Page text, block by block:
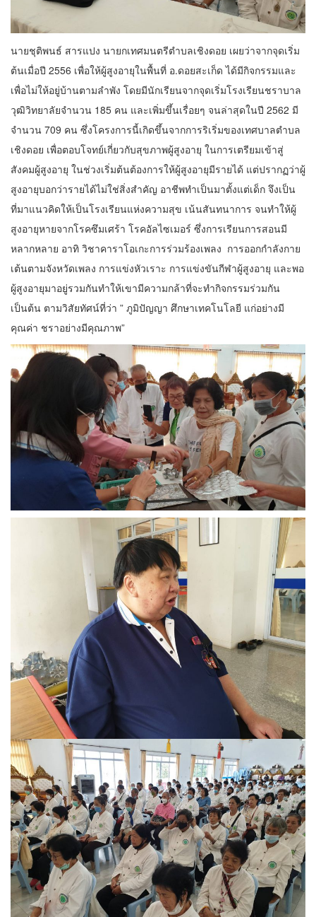
นายชุติพนธ์ สารแปง นายกเทศมนตรีตำบลเชิงดอย เผยว่าจากจุดเริ่ม
ต้นเมื่อปี 2556 เพื่อให้ผู้สูงอายุในพื้นที่ อ.ดอยสะเก็ด ได้มีกิจกรรมและ
เพื่อไม่ให้อยู่บ้านตามลำพัง โดยมีนักเรียนจากจุดเริ่มโรงเรียนชราบาล
วุฒิวิทยาลัยจำนวน 185 คน และเพิ่มขึ้นเรื่อยๆ จนล่าสุดในปี 2562 มี
จำนวน 709 คน ซึ่งโครงการนี้เกิดขึ้นจากการริเริ่มของเทศบาลตำบล
เชิงดอย เพื่อตอบโจทย์เกี่ยวกับสุขภาพผู้สูงอายุ ในการเตรียมเข้าสู่
สังคมผู้สูงอายุ ในช่วงเริ่มต้นต้องการให้ผู้สูงอายุมีรายได้ แต่ปรากฏว่าผู้
สูงอายุบอกว่ารายได้ไม่ใช่สิ่งสำคัญ อาชีพทำเป็นมาตั้งแต่เด็ก จึงเป็น
ที่มาแนวคิดให้เป็นโรงเรียนแห่งความสุข เน้นสันทนาการ จนทำให้ผู้
สูงอายุหายจากโรคซึมเศร้า โรคอัลไซเมอร์ ซึ่งการเรียนการสอนมี
หลากหลาย อาทิ วิชาคาราโอเกะการร่วมร้องเพลง การออกกำลังกาย
เต้นตามจังหวัดเพลง การแข่งหัวเราะ การแข่งขันกีฬาผู้สูงอายุ และพอ
ผู้สูงอายุมาอยู่รวมกันทำให้เขามีความกล้าที่จะทำกิจกรรมร่วมกัน
เป็นต้น ตามวิสัยทัศน์ที่ว่า ” ภูมิปัญญา ศึกษาเทคโนโลยี แก่อย่างมี
คุณค่า ชราอย่างมีคุณภาพ”